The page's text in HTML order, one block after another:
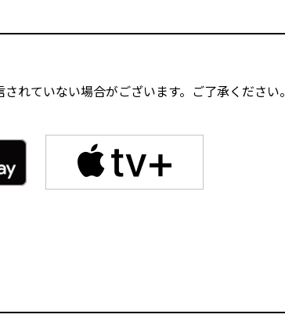
れていない場合がございます。ご了承ください。